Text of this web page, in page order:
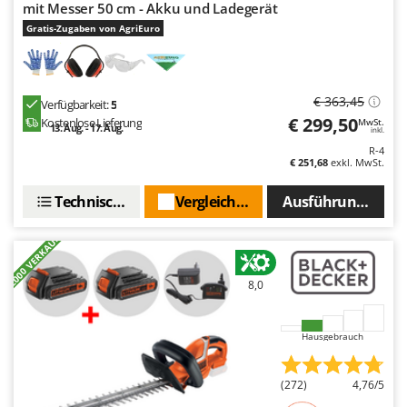
Santos
Sbaraglia
Schnitzer
Shark
Simatech
Skil
Smartwood
Smeg
Spice Electronics
mit Messer 50 cm - Akku und Ladegerät
Gratis-Zugaben von AgriEuro
Verfügbarkeit:5
Kostenlose Lieferung
13. Aug. - 17. Aug.
€ 363,45
€ 299,50MwSt.
inkl.
R-4
€ 251,68 exkl. MwSt.
Ausführungen(3)
Vergleichen Sie
Technische Daten
+2000 VERKAUFT 8,0
Hausgebrauch
(272) 4,76/5